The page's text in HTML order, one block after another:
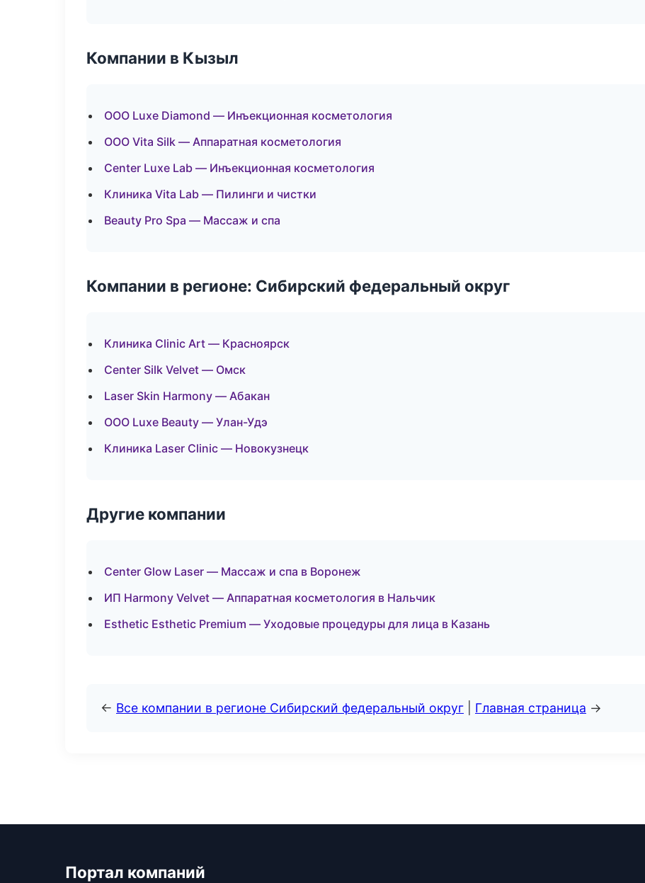
Компании в Кызыл
ООО Luxe Diamond — Инъекционная косметология
ООО Vita Silk — Аппаратная косметология
Center Luxe Lab — Инъекционная косметология
Клиника Vita Lab — Пилинги и чистки
Beauty Pro Spa — Массаж и спа
Компании в регионе: Сибирский федеральный округ
Клиника Clinic Art — Красноярск
Center Silk Velvet — Омск
Laser Skin Harmony — Абакан
ООО Luxe Beauty — Улан-Удэ
Клиника Laser Clinic — Новокузнецк
Другие компании
Center Glow Laser — Массаж и спа в Воронеж
ИП Harmony Velvet — Аппаратная косметология в Нальчик
Esthetic Esthetic Premium — Уходовые процедуры для лица в Казань
← Все компании в регионе Сибирский федеральный округ Главная страница →
Портал компаний